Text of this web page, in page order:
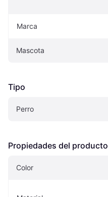
Marca
Mascota
Tipo
Perro
Propiedades del producto
Color